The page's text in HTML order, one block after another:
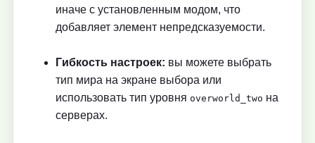
иначе с установленным модом, что
добавляет элемент непредсказуемости.
Гибкость настроек: вы можете выбрать
тип мира на экране выбора или
использовать тип уровня overworld_two на
серверах.